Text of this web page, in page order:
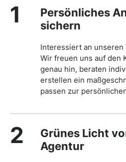
1
Persönliches
sichern
Interessiert an unseren
Wir freuen uns auf den
genau hin, beraten
erstellen ein
passen zur
2
Grünes Licht
Agentur